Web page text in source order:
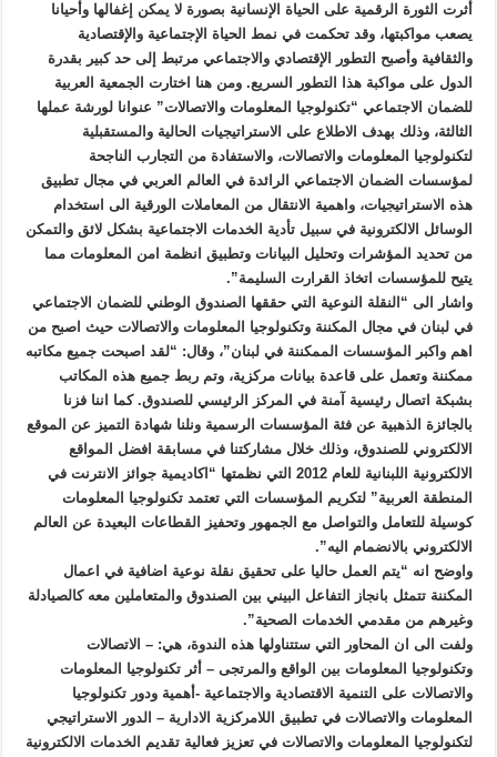
أثرت الثورة الرقمية على الحياة الإنسانية بصورة لا يمكن إغفالها وأحيانا
يصعب مواكبتها، وقد تحكمت في نمط الحياة الإجتماعية والإقتصادية
والثقافية وأصبح التطور الإقتصادي والاجتماعي مرتبط إلى حد كبير بقدرة
الدول على مواكبة هذا التطور السريع. ومن هنا اختارت الجمعية العربية
للضمان الاجتماعي “تكنولوجيا المعلومات والاتصالات” عنوانا لورشة عملها
الثالثة، وذلك بهدف الاطلاع على الاستراتيجيات الحالية والمستقبلية
لتكنولوجيا المعلومات والاتصالات، والاستفادة من التجارب الناجحة
لمؤسسات الضمان الاجتماعي الرائدة في العالم العربي في مجال تطبيق
هذه الاستراتيجيات، واهمية الانتقال من المعاملات الورقية الى استخدام
الوسائل الالكترونية في سبيل تأدية الخدمات الاجتماعية بشكل لائق والتمكن
من تحديد المؤشرات وتحليل البيانات وتطبيق انظمة امن المعلومات مما
يتيح للمؤسسات اتخاذ القرارت السليمة”.
واشار الى “النقلة النوعية التي حققها الصندوق الوطني للضمان الاجتماعي
في لبنان في مجال المكننة وتكنولوجيا المعلومات والاتصالات حيث اصبح من
اهم واكبر المؤسسات الممكننة في لبنان”، وقال: “لقد اصبحت جميع مكاتبه
ممكننة وتعمل على قاعدة بيانات مركزية، وتم ربط جميع هذه المكاتب
بشبكة اتصال رئيسية آمنة في المركز الرئيسي للصندوق. كما اننا فزنا
بالجائزة الذهبية عن فئة المؤسسات الرسمية ونلنا شهادة التميز عن الموقع
الالكتروني للصندوق، وذلك خلال مشاركتنا في مسابقة افضل المواقع
الالكترونية اللبنانية للعام 2012 التي نظمتها “اكاديمية جوائز الانترنت في
المنطقة العربية” لتكريم المؤسسات التي تعتمد تكنولوجيا المعلومات
كوسيلة للتعامل والتواصل مع الجمهور وتحفيز القطاعات البعيدة عن العالم
الالكتروني بالانضمام اليه”.
واوضح انه “يتم العمل حاليا على تحقيق نقلة نوعية اضافية في اعمال
المكننة تتمثل بانجاز التفاعل البيني بين الصندوق والمتعاملين معه كالصيادلة
وغيرهم من مقدمي الخدمات الصحية”.
ولفت الى ان المحاور التي ستتناولها هذه الندوة، هي: – الاتصالات
وتكنولوجيا المعلومات بين الواقع والمرتجى – أثر تكنولوجيا المعلومات
والاتصالات على التنمية الاقتصادية والاجتماعية -أهمية ودور تكنولوجيا
المعلومات والاتصالات في تطبيق اللامركزية الادارية – الدور الاستراتيجي
لتكنولوجيا المعلومات والاتصالات في تعزيز فعالية تقديم الخدمات الالكترونية